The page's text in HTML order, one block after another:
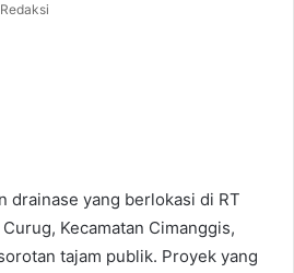
Redaksi
drainase yang berlokasi di RT
Kecamatan Cimanggis,
tajam publik. Proyek yang